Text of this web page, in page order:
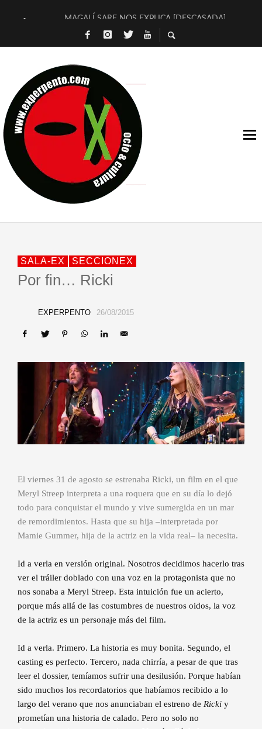
MAGALÍ SARE NOS EXPLICA [DESCASADA]
«NO TENGO PUTOS SUEÑOS»
[LA BOLA NEGRA] DE JAVIER CALVO Y JAVIER AMBROSSI
OSLO OVNIES LLEGAN CORRIENDO A ARANDA
FÉLIX CALVO NOS PRESENTA [LAS PALMERAS] (NOVELA
[EL SER QUERIDO] DE RODRIGO SOROGOYEN
ENTREVISTA A IVÁN HUMANES POR [EL LIBRO ROJO]
ARRABAL, ARRABAL, ARRABAL, ARRABEAUX
SALA-EX SECCIONEX
Por fin… Ricki
EXPERPENTO 26/08/2015
El viernes 31 de agosto se estrenaba Ricki, un film en el que
Meryl Streep interpreta a una roquera que en su día lo dejó
todo para conquistar el mundo y vive sumergida en un mar
de remordimientos. Hasta que su hija –interpretada por
Mamie Gummer, hija de la actriz en la vida real– la necesita.
Id a verla en versión original. Nosotros decidimos hacerlo tras
ver el tráiler doblado con una voz en la protagonista que no
nos sonaba a Meryl Streep. Esta intuición fue un acierto,
porque más allá de las costumbres de nuestros oidos, la voz
de la actriz es un personaje más del film.
Id a verla. Primero. La historia es muy bonita. Segundo, el
casting es perfecto. Tercero, nada chirría, a pesar de que tras
leer el dossier, temíamos sufrir una desilusión. Porque habían
sido muchos los recordatorios que habíamos recibido a lo
largo del verano que nos anunciaban el estreno de Ricki y
prometían una historia de calado. Pero no solo no